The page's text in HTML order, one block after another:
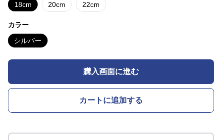
18cm 20cm 22cm
カラー
シルバー
購入画面に進む
カートに追加する